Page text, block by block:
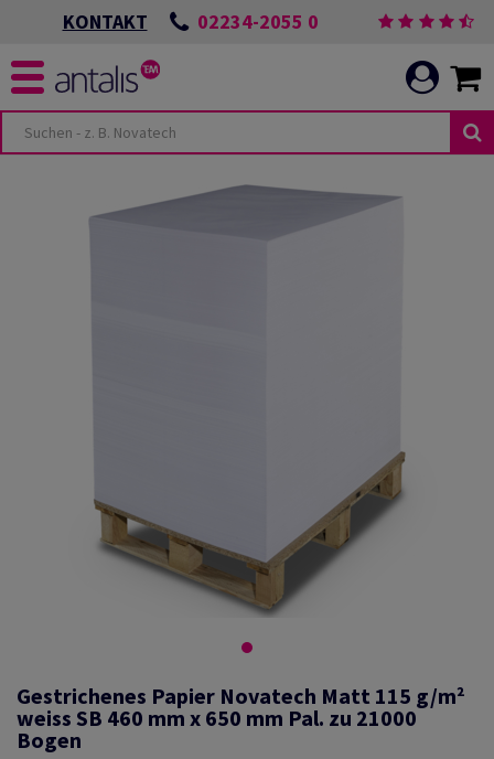
KONTAKT 02234-2055 0
Gestrichenes Papier Novatech Matt 115 g/m²
weiss SB 460 mm x 650 mm Pal. zu 21000
Bogen